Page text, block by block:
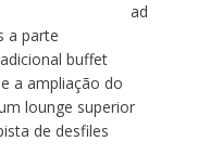
ad
a parte
buffet
a ampliação do
lounge superior
de desfiles